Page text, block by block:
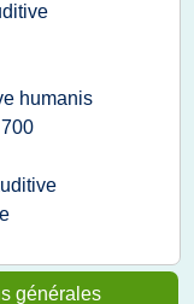
humanis
générales